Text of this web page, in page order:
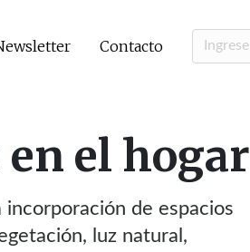
Contacto
el hogar
de espacios
luz natural,